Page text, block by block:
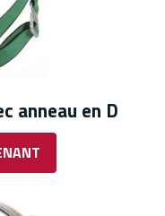
anneau en D